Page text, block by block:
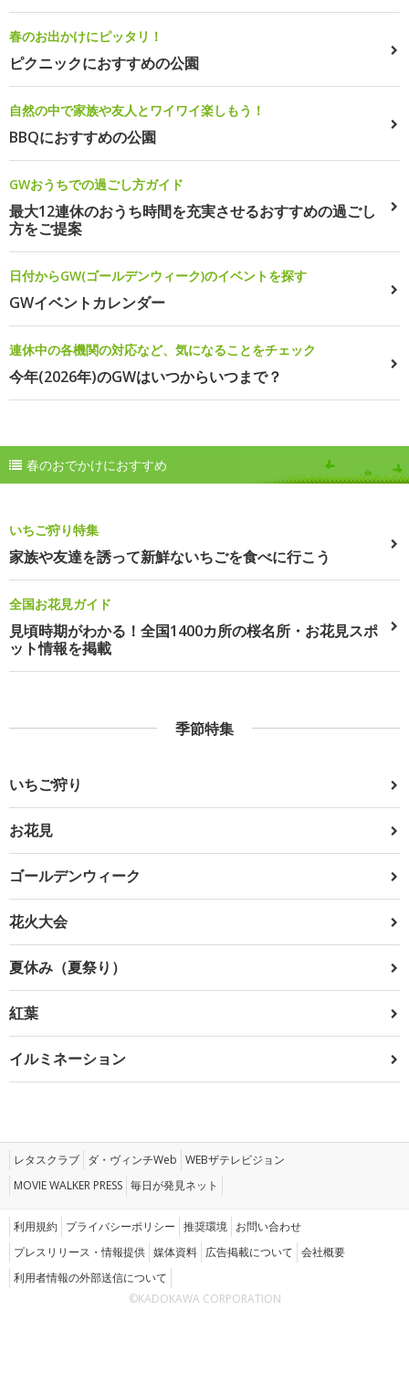
春のお出かけにピッタリ！
ピクニックにおすすめの公園
自然の中で家族や友人とワイワイ楽しもう！
BBQにおすすめの公園
GWおうちでの過ごし方ガイド
最大12連休のおうち時間を充実させるおすすめの過ごし
方をご提案
日付からGW(ゴールデンウィーク)のイベントを探す
GWイベントカレンダー
連休中の各機関の対応など、気になることをチェック
今年(2026年)のGWはいつからいつまで？
春のおでかけにおすすめ
いちご狩り特集
家族や友達を誘って新鮮ないちごを食べに行こう
全国お花見ガイド
見頃時期がわかる！全国1400カ所の桜名所・お花見スポ
ット情報を掲載
季節特集
いちご狩り
お花見
ゴールデンウィーク
花火大会
夏休み（夏祭り）
紅葉
イルミネーション
レタスクラブ ダ・ヴィンチWeb WEBザテレビジョン
MOVIE WALKER PRESS 毎日が発見ネット
利用規約 プライバシーポリシー 推奨環境 お問い合わせ
プレスリリース・情報提供 媒体資料 広告掲載について 会社概要
利用者情報の外部送信について
©KADOKAWA CORPORATION